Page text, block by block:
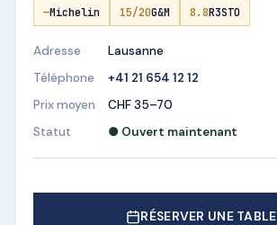
—Michelin 15/20G&M 8.8R3STO
Adresse
Lausanne
Téléphone
+41 21 654 12 12
Prix moyen
CHF 35–70
Statut
● Ouvert maintenant
RÉSERVER UNE TABLE